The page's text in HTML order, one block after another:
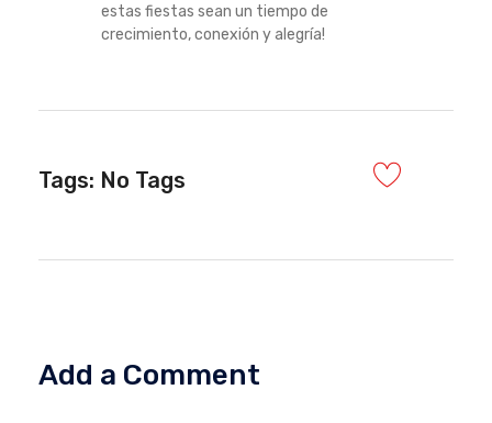
estas fiestas sean un tiempo de
crecimiento, conexión y alegría!
Tags: No Tags
Add a Comment